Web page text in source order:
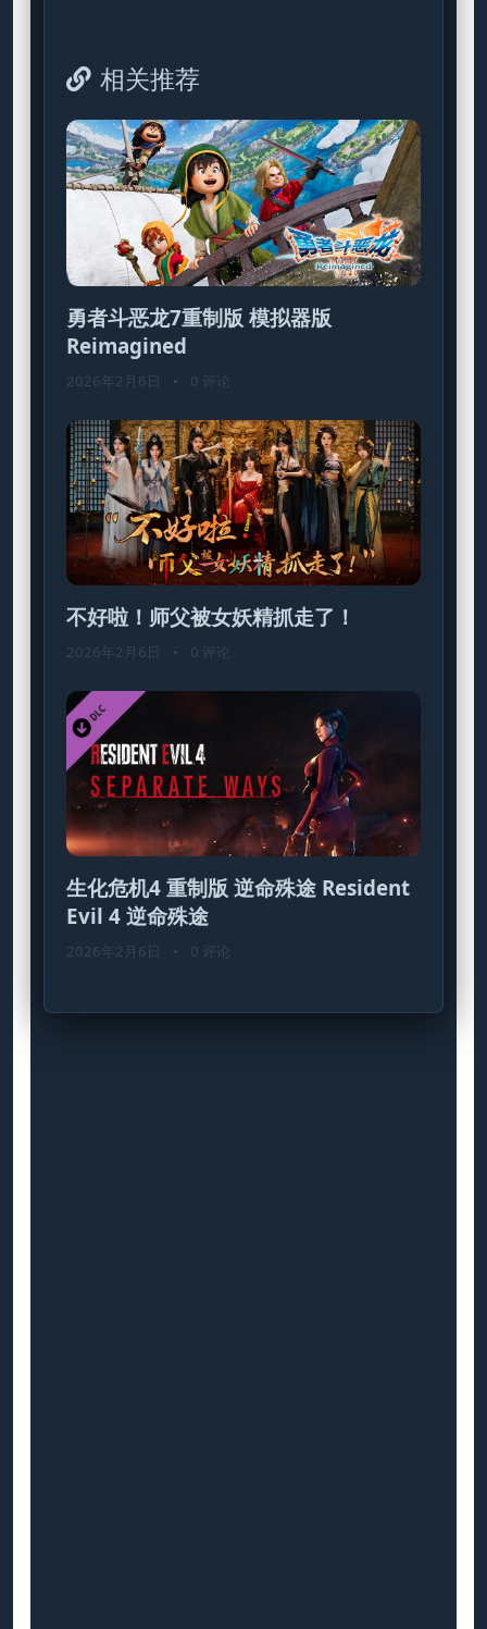
相关推荐
勇者斗恶龙7重制版 模拟器版
Reimagined
2026年2月6日 • 0 评论
不好啦！师父被女妖精抓走了！
2026年2月6日 • 0 评论
生化危机4 重制版 逆命殊途 Resident
Evil 4 逆命殊途
2026年2月6日 • 0 评论